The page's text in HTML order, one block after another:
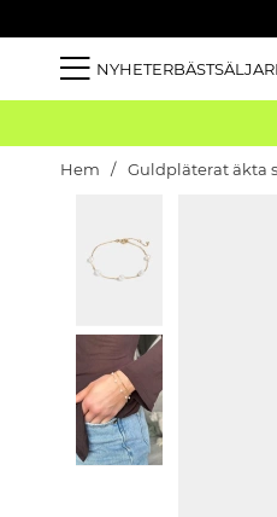
NYHETER
Hem Guldpläterat äkta